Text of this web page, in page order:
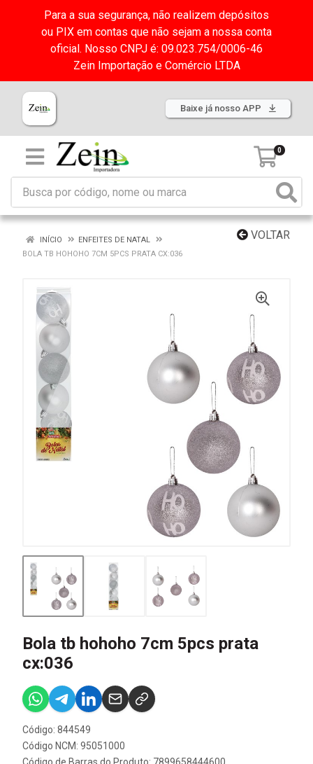
Para a sua segurança, não realizem depósitos
ou PIX em contas que não sejam a nossa conta
oficial. Nosso CNPJ é: 09.023.754/0006-46
Zein Importação e Comércio LTDA
Baixe já nosso APP
0
VOLTAR
INÍCIO
ENFEITES DE NATAL
BOLA TB HOHOHO 7CM 5PCS PRATA CX:036
Bola tb hohoho 7cm 5pcs prata
cx:036
Código: 844549
Código NCM: 95051000